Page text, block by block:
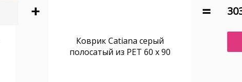
Коврик Catiana серый
полосатый из PET 60 x 90